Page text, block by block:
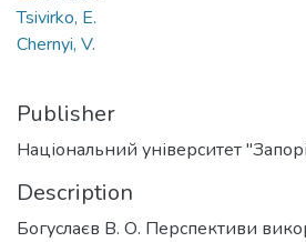
Tsivirko, E.
Chernyi, V.
Publisher
Національний університет
Description
Богуслаєв В. О. Перспективи